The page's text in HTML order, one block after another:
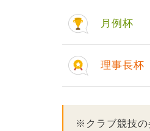
月例杯
理事長杯
※クラブ競技の